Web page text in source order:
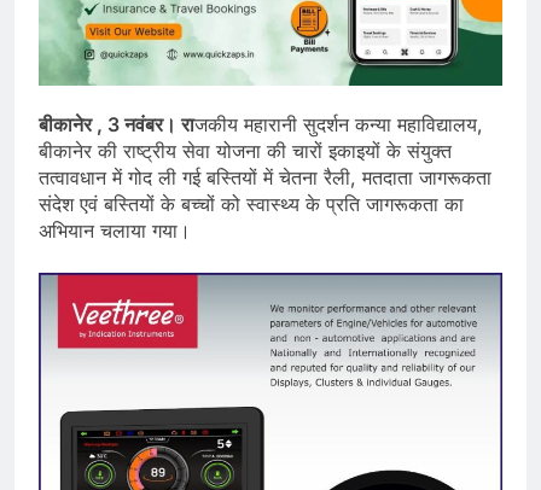
बीकानेर , 3 नवंबर। राजकीय महारानी सुदर्शन कन्या महाविद्यालय,
बीकानेर की राष्ट्रीय सेवा योजना की चारों इकाइयों के संयुक्त
तत्वावधान में गोद ली गई बस्तियों में चेतना रैली, मतदाता जागरूकता
संदेश एवं बस्तियों के बच्चों को स्वास्थ्य के प्रति जागरूकता का
अभियान चलाया गया।